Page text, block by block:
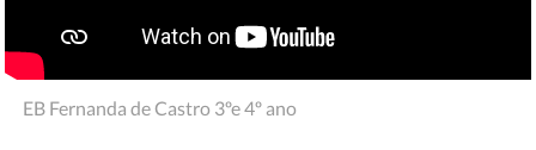
EB Fernanda de Castro 3ºe 4º ano